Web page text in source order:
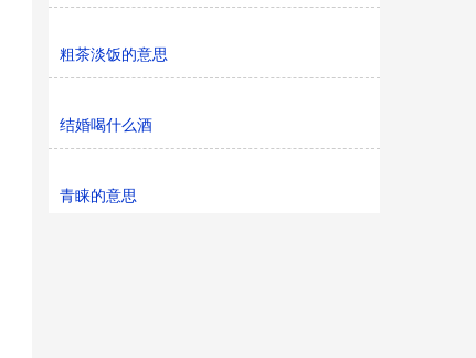
粗茶淡饭的意思
结婚喝什么酒
青睐的意思